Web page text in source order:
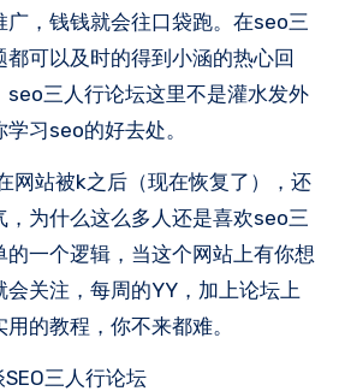
广，钱钱就会往口袋跑。在seo三
都可以及时的得到小涵的热心回
seo三人行论坛这里不是灌水发外
习seo的好去处。
网站被k之后（现在恢复了），还
，为什么这么多人还是喜欢seo三
的一个逻辑，当这个网站上有你想
关注，每周的YY，加上论坛上
的教程，你不来都难。
三人行论坛